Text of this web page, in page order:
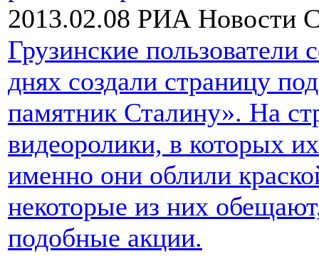
2013.02.08 РИА Новости
Грузинские пользователи
днях создали страницу
памятник Сталину». На
видеоролики, в которых
именно они облили
некоторые из них
подобные акции.